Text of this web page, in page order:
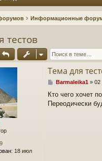
Информационные
тестов
9
18 июл
Тема для
С
о
б
Barmaleika1» 02
Кто чего хочет
Переодически